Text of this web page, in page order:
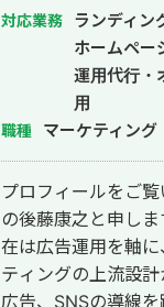
見出しなどのテキ
次、週次、月次報
LPO、LINE、マー
＊動画クリエイテ
なります。 以上となります。 また広告代理店を協業先としてお探しの会社様は
ルティング会社様
ど。 興味ある方は1度ご相談ください。 🔻Chatwork
https://www.chatwork.com/
いました。 ＊リンクのYouTubeはご縁あって「Webマーケティング
TV【StockSun株
対応業務
ランディン
ホームペー
運用代行・
用
職種 マーケティング
プロフィールをご
の後藤康之と申します。 新卒でWeb広告代理店に入社後、2023
在は広告運用を軸
ティングの上流設計か
広告、SNSの導線を